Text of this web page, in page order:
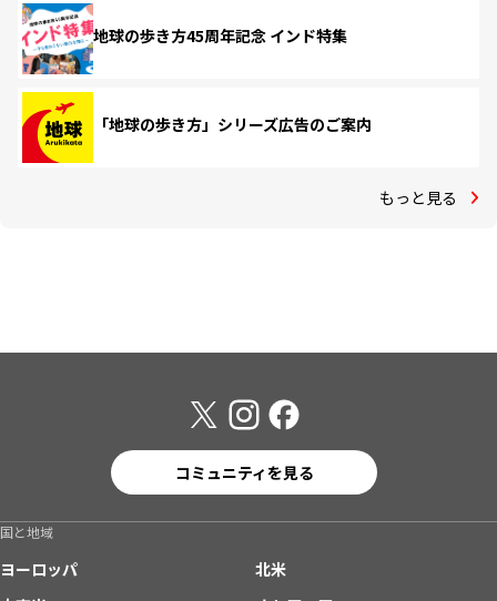
地球の歩き方45周年記念 インド特集
「地球の歩き方」シリーズ広告のご案内
もっと見る
コミュニティを見る
国と地域
ヨーロッパ
北米